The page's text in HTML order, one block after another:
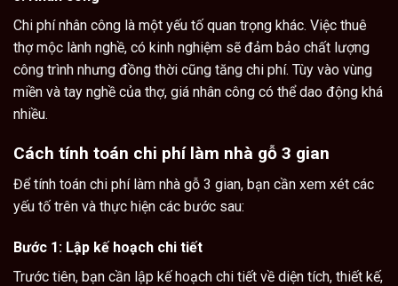
Chi phí nhân công là một yếu tố quan trọng khác. Việc thuê
thợ mộc lành nghề, có kinh nghiệm sẽ đảm bảo chất lượng
công trình nhưng đồng thời cũng tăng chi phí. Tùy vào vùng
miền và tay nghề của thợ, giá nhân công có thể dao động khá
nhiều.
Cách tính toán chi phí làm nhà gỗ 3 gian
Để tính toán chi phí làm nhà gỗ 3 gian, bạn cần xem xét các
yếu tố trên và thực hiện các bước sau:
Bước 1: Lập kế hoạch chi tiết
Trước tiên, bạn cần lập kế hoạch chi tiết về diện tích, thiết kế,